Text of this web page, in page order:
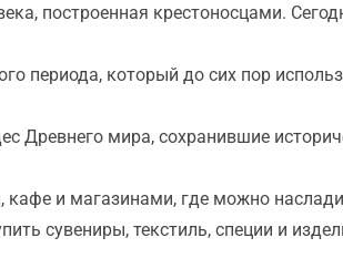
построенная крестоносцами.
периода, который до сих пор
Древнего мира, сохранившие
кафе и магазинами, где можно
сувениры, текстиль, специи и